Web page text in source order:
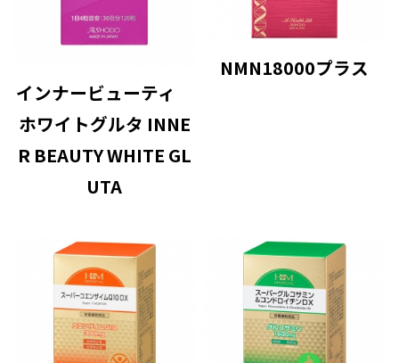
インナービューティ
ホワイトグルタ INNE
R BEAUTY WHITE GL
UTA
NMN18000プラス